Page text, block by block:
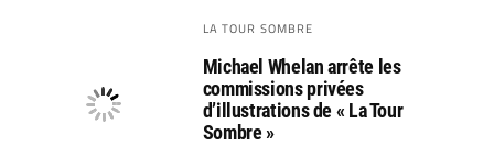
LA TOUR SOMBRE
Michael Whelan arrête les
commissions privées
d’illustrations de « La Tour
Sombre »